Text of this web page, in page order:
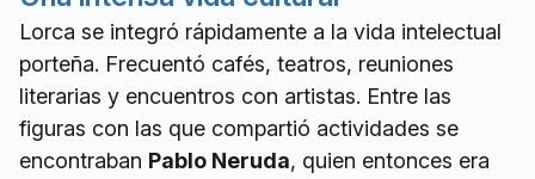
Lorca se integró rápidamente a la vida intelectual
porteña. Frecuentó cafés, teatros, reuniones
literarias y encuentros con artistas. Entre las
figuras con las que compartió actividades se
encontraban Pablo Neruda, quien entonces era